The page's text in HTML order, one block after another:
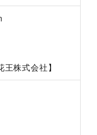
株式会社】